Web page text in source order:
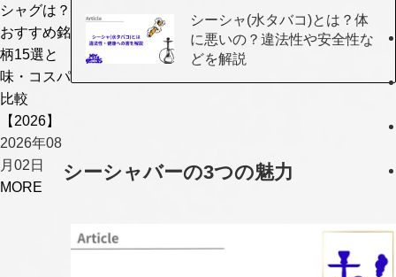
シャグは？
おすすめ銘
柄15選と
味・コスパ
比較
【2026】
2026年08
月02日
MORE
シーシャ(水タバコ)とは？体
に悪いの？違法性や安全性な
どを解説
シーシャバーの3つの魅力